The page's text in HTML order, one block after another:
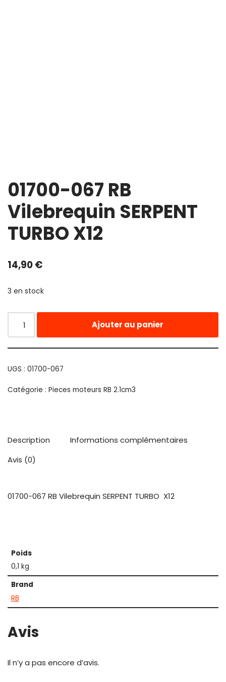
01700-067 RB
Vilebrequin SERPENT
TURBO X12
14,90€
3 en stock
Ajouter au panier
UGS : 01700-067
Catégorie : Pieces moteurs RB 2.1cm3
Description
Informations complémentaires
Avis (0)
01700-067 RB Vilebrequin SERPENT TURBO X12
Poids
0,1 kg
Brand
RB
Avis
Il n’y a pas encore d’avis.